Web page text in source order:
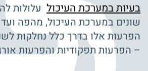
בעיות במערכת העיכול עלולות
שונים במערכת העיכול, מהפה
הפרעות אלו בדרך כלל נחלקות
– הפרעות תפקודיות והפרעות